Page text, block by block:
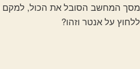
מסך המחשב הסובל את הכול, למקם
ללחוץ על אנטר וזהו?